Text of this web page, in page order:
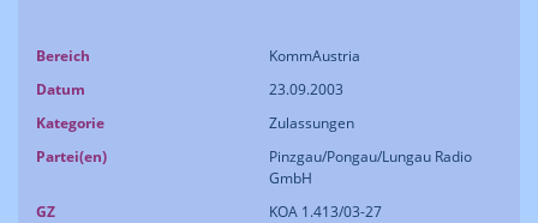
Bereich
KommAustria
Datum
23.09.2003
Kategorie
Zulassungen
Partei(en)
Pinzgau/Pongau/Lungau Radio
GmbH
GZ
KOA 1.413/03-27